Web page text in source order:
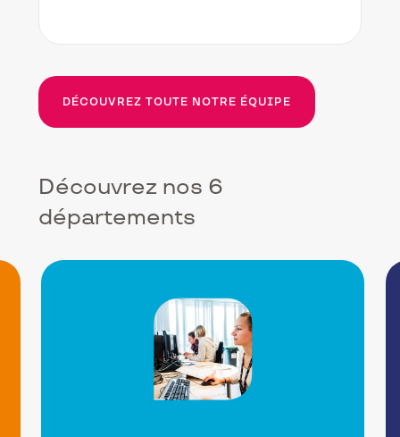
DÉCOUVREZ TOUTE NOTRE ÉQUIPE
Découvrez nos 6
départements